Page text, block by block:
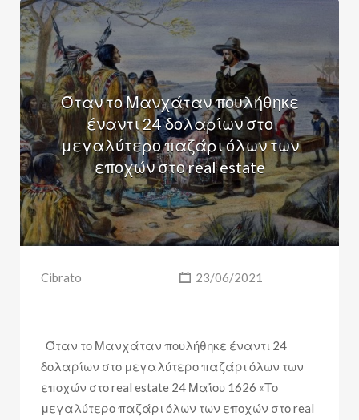
Όταν το Μανχάταν πουλήθηκε
έναντι 24 δολαρίων στο
μεγαλύτερο παζάρι όλων των
εποχών στο real estate
Cibrato 23/06/2021
Όταν το Μανχάταν πουλήθηκε έναντι 24
δολαρίων στο μεγαλύτερο παζάρι όλων των
εποχών στο real estate 24 Μαΐου 1626 «Το
μεγαλύτερο παζάρι όλων των εποχών στο real